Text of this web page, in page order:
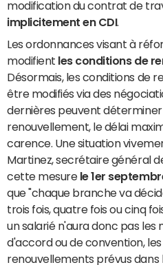
modification du contrat de
implicitement en CDI.
Les ordonnances visant à
modifient les conditions de
Désormais, les conditions de
être modifiés via des
dernières peuvent
renouvellement, le délai
carence. Une situation
Martinez, secrétaire général
cette mesure le 1er
que "chaque branche va
trois fois, quatre fois ou cinq
un salarié n'aura donc pas les
d'accord ou de convention,
renouvellements prévus dans